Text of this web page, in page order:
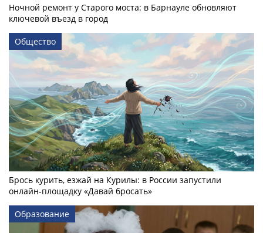
Ночной ремонт у Старого моста: в Барнауле обновляют
ключевой въезд в город
Общество
Брось курить, езжай на Курилы: в России запустили
онлайн-­площадку «Давай бросать»
Образование